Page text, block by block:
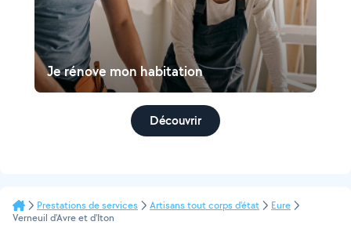
Je rénove mon habitation
Découvrir
Prestations de services Artisans tout corps d'état
Eure
Verneuil d'Avre et d'Iton